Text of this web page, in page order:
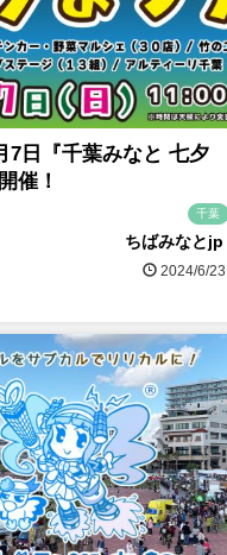
7日『千葉みなと 七夕
催！
千葉
ちばみなとjp
2024/6/23